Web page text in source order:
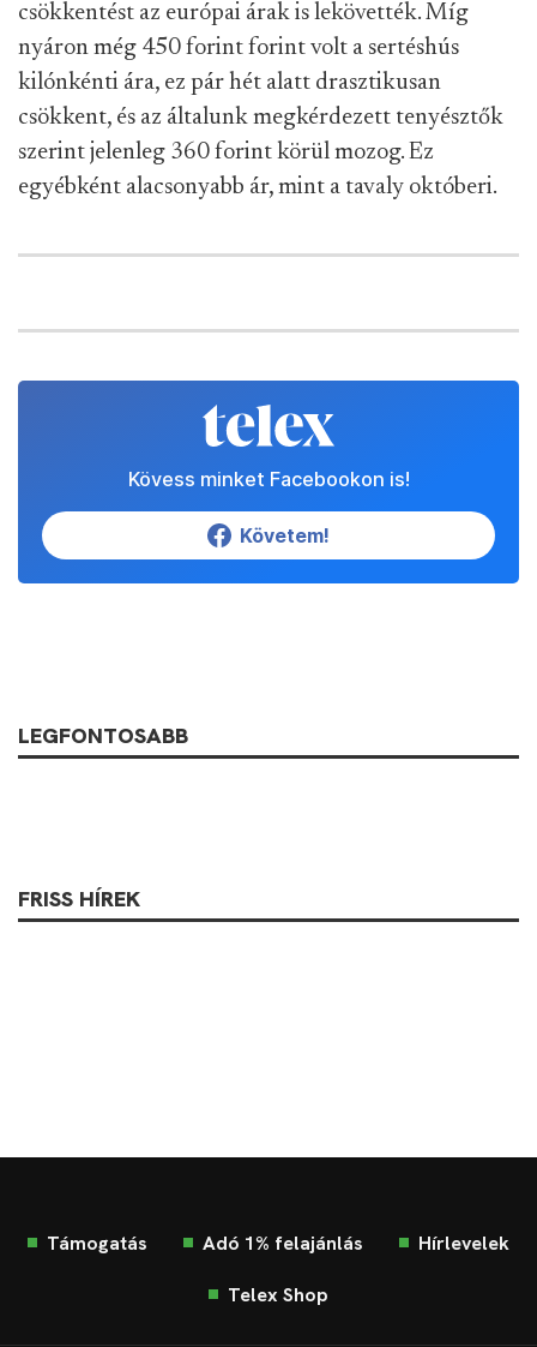
csökkentést az európai árak is lekövették. Míg
nyáron még 450 forint forint volt a sertéshús
kilónkénti ára, ez pár hét alatt drasztikusan
csökkent, és az általunk megkérdezett tenyésztők
szerint jelenleg 360 forint körül mozog. Ez
egyébként alacsonyabb ár, mint a tavaly októberi.
Kövess minket Facebookon is!
Követem!
LEGFONTOSABB
FRISS HÍREK
Támogatás Adó 1% felajánlás Hírlevelek
Telex Shop